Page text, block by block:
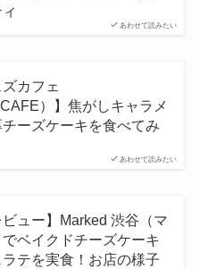
あわせて読みたい
あわせて読みたい
カフェ
）】焦がしキャラメ
チーズケーキを食べてみ
ビュー】Marked 渋谷（マ
ベイクドチーズケーキ
ラテを実食！お店の様子